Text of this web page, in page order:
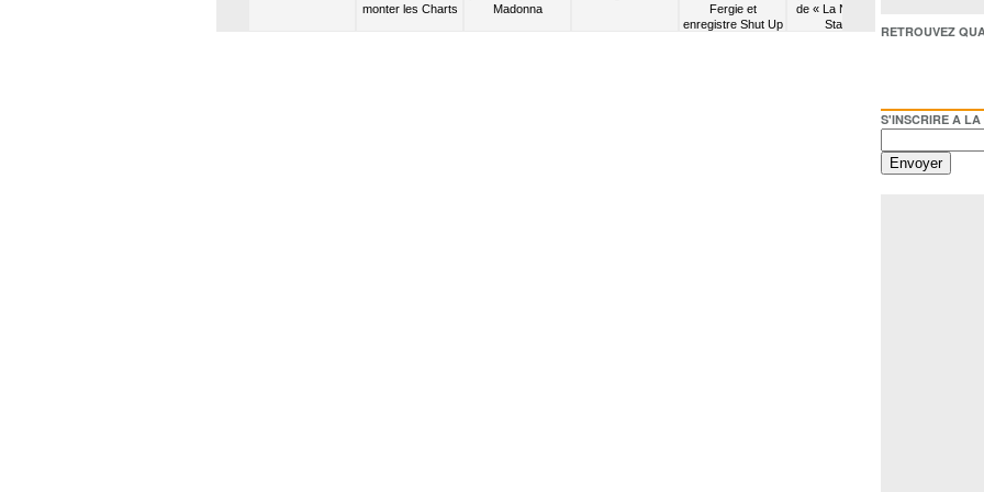
monter les Charts
Madonna
Fergie et
enregistre Shut Up
de « La Nouvelle
Star »
RETROUVEZ
S'INSCRIRE A LA